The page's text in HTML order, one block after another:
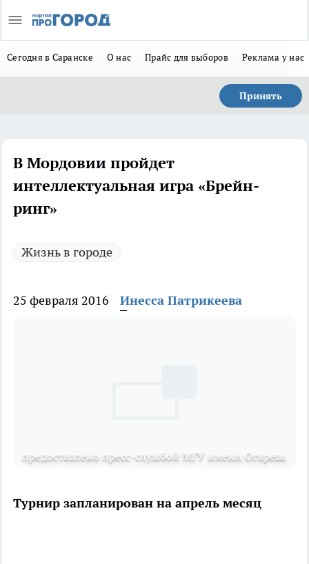
Сегодня в Саранске О нас Прайс для выборов Реклама у нас
Принять
В Мордовии пройдет
интеллектуальная игра «Брейн-
ринг»
Жизнь в городе
25 февраля 2016 Инесса Патрикеева
предоставлено пресс-службой МГУ имени Огарева
Турнир запланирован на апрель месяц